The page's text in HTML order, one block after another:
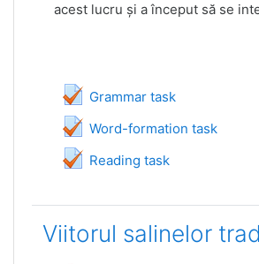
acest lucru și a început să se
Grammar task
Teszt
Word-formation task
Teszt
Reading task
Teszt
Viitorul salinelor